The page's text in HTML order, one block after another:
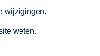
wijzigingen.
weten.